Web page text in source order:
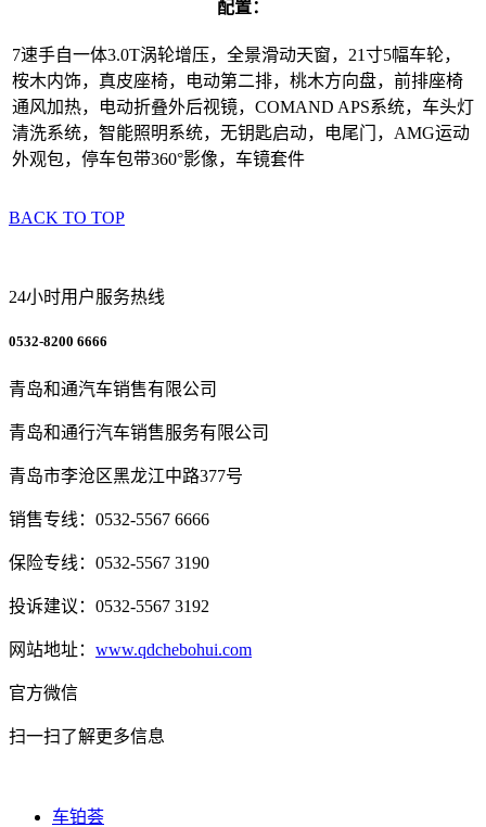
配置：
7速手自一体3.0T涡轮增压，全景滑动天窗，21寸5幅车轮，
桉木内饰，真皮座椅，电动第二排，桃木方向盘，前排座椅
通风加热，电动折叠外后视镜，COMAND APS系统，车头灯
清洗系统，智能照明系统，无钥匙启动，电尾门，AMG运动
外观包，停车包带360°影像，车镜套件
BACK TO TOP
24小时用户服务热线
0532-8200 6666
青岛和通汽车销售有限公司
青岛和通行汽车销售服务有限公司
青岛市李沧区黑龙江中路377号
销售专线：0532-5567 6666
保险专线：0532-5567 3190
投诉建议：0532-5567 3192
网站地址： www.qdchebohui.com
官方微信
扫一扫了解更多信息
车铂荟